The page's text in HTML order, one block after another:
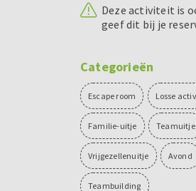
Deze activiteit is
geef dit bij je
Categorieën
Escape room Losse
Familie-uitje Teamuitje
Vrijgezellenuitje Avond
Teambuilding